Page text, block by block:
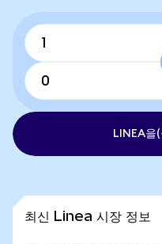
LINEA을
최신 Linea 시장 정보